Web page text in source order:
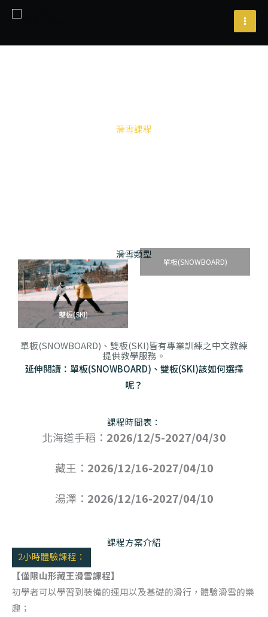
滑雪課程
滑雪類型
雙板(SKI)
單板(SNOWBOARD)
單板(SNOWBOARD)、雙板(SKI)皆有專業訓練之中文教練
提供教學服務。
延伸閱讀：單板(SNOWBOARD)、雙板(SKI)該如何選擇
呢？
課程時間表：
北海道手稻： 2026/12/5-2027/04/30
藏王： 2026/12/16-2027/04/10
湯澤： 2026/12/16-2027/04/10
課程方案介紹
2小時體驗課程：
【僅限山形藏王滑雪課程】
初學者可以學習到裝備的運用以及基礎的滑行，體驗滑雪的樂
趣；